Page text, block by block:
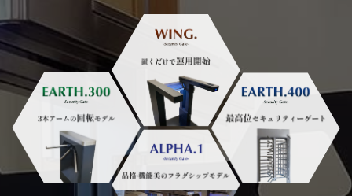
情シス／店舗・EC DXPO東
京’25【秋】に出展いたします
2025/09/24
危機管理産業展(RISCON
TOKYO)2025に出展いたします
2025/01/30
日刊工業新聞に、F１＿ｔｏｗｅｒが
掲載されました。
2024/12/27
認証タワー３機種 新発売しまし